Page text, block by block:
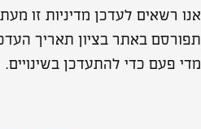
אנו רשאים לעדכן מדיניות זו
תפורסם באתר בציון תאריך
מדי פעם כדי להתעדכן בשינויים.